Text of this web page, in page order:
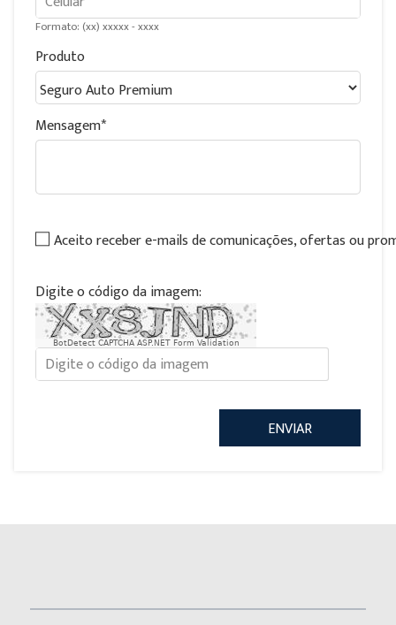
Formato: (xx) xxxxx - xxxx
Produto
Mensagem
Aceito receber e-mails de comunicações, ofertas ou
Digite o código da imagem:
BotDetect CAPTCHA ASP.NET Form Validation
ENVIAR